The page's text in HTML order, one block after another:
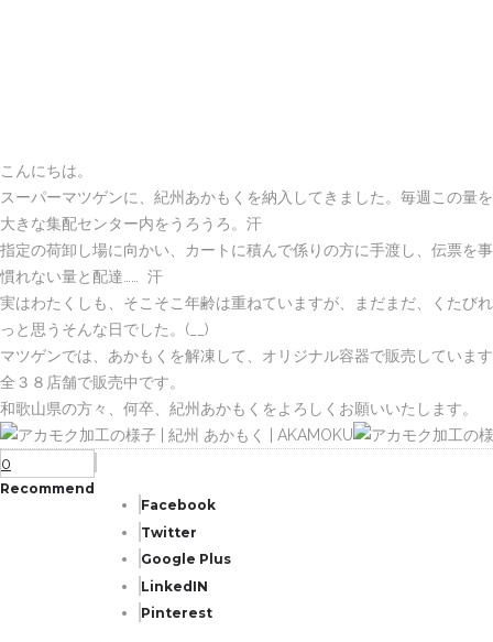
こんにちは。
スーパーマツゲンに、紀州あかもくを納入してきました。毎週この量
大きな集配センター内をうろうろ。汗
指定の荷卸し場に向かい、カートに積んで係りの方に手渡し、伝票を
慣れない量と配達…… 汗
実はわたくしも、そこそこ年齢は重ねていますが、まだまだ、くたび
っと思うそんな日でした。(__)
マツゲンでは、あかもくを解凍して、オリジナル容器で販売していま
全３８店舗で販売中です。
和歌山県の方々、何卒、紀州あかもくをよろしくお願いいたします。
0
Recommend
Facebook
Twitter
Google Plus
LinkedIN
Pinterest